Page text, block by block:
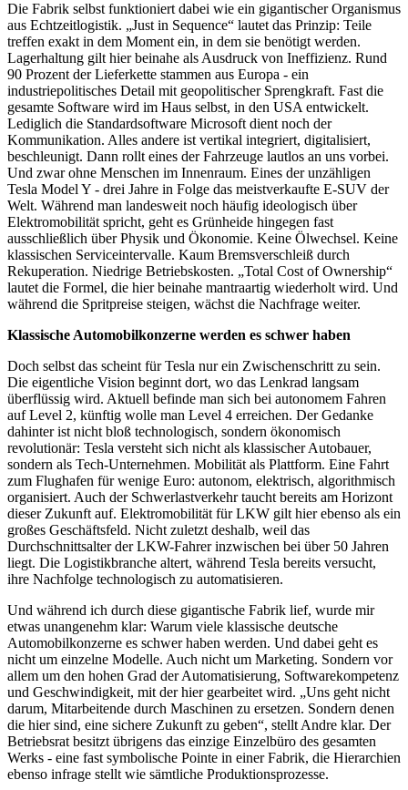
Die Fabrik selbst funktioniert dabei wie ein gigantischer Organismus
aus Echtzeitlogistik. „Just in Sequence“ lautet das Prinzip: Teile
treffen exakt in dem Moment ein, in dem sie benötigt werden.
Lagerhaltung gilt hier beinahe als Ausdruck von Ineffizienz. Rund
90 Prozent der Lieferkette stammen aus Europa - ein
industriepolitisches Detail mit geopolitischer Sprengkraft. Fast die
gesamte Software wird im Haus selbst, in den USA entwickelt.
Lediglich die Standardsoftware Microsoft dient noch der
Kommunikation. Alles andere ist vertikal integriert, digitalisiert,
beschleunigt. Dann rollt eines der Fahrzeuge lautlos an uns vorbei.
Und zwar ohne Menschen im Innenraum. Eines der unzähligen
Tesla Model Y - drei Jahre in Folge das meistverkaufte E-SUV der
Welt. Während man landesweit noch häufig ideologisch über
Elektromobilität spricht, geht es Grünheide hingegen fast
ausschließlich über Physik und Ökonomie. Keine Ölwechsel. Keine
klassischen Serviceintervalle. Kaum Bremsverschleiß durch
Rekuperation. Niedrige Betriebskosten. „Total Cost of Ownership“
lautet die Formel, die hier beinahe mantraartig wiederholt wird. Und
während die Spritpreise steigen, wächst die Nachfrage weiter.
Klassische Automobilkonzerne werden es schwer haben
Doch selbst das scheint für Tesla nur ein Zwischenschritt zu sein.
Die eigentliche Vision beginnt dort, wo das Lenkrad langsam
überflüssig wird. Aktuell befinde man sich bei autonomem Fahren
auf Level 2, künftig wolle man Level 4 erreichen. Der Gedanke
dahinter ist nicht bloß technologisch, sondern ökonomisch
revolutionär: Tesla versteht sich nicht als klassischer Autobauer,
sondern als Tech-Unternehmen. Mobilität als Plattform. Eine Fahrt
zum Flughafen für wenige Euro: autonom, elektrisch, algorithmisch
organisiert. Auch der Schwerlastverkehr taucht bereits am Horizont
dieser Zukunft auf. Elektromobilität für LKW gilt hier ebenso als ein
großes Geschäftsfeld. Nicht zuletzt deshalb, weil das
Durchschnittsalter der LKW-Fahrer inzwischen bei über 50 Jahren
liegt. Die Logistikbranche altert, während Tesla bereits versucht,
ihre Nachfolge technologisch zu automatisieren.
Und während ich durch diese gigantische Fabrik lief, wurde mir
etwas unangenehm klar: Warum viele klassische deutsche
Automobilkonzerne es schwer haben werden. Und dabei geht es
nicht um einzelne Modelle. Auch nicht um Marketing. Sondern vor
allem um den hohen Grad der Automatisierung, Softwarekompetenz
und Geschwindigkeit, mit der hier gearbeitet wird. „Uns geht nicht
darum, Mitarbeitende durch Maschinen zu ersetzen. Sondern denen
die hier sind, eine sichere Zukunft zu geben“, stellt Andre klar. Der
Betriebsrat besitzt übrigens das einzige Einzelbüro des gesamten
Werks - eine fast symbolische Pointe in einer Fabrik, die Hierarchien
ebenso infrage stellt wie sämtliche Produktionsprozesse.